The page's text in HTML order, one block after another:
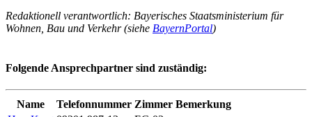
Redaktionell verantwortlich: Bayerisches Staatsministerium für
Wohnen, Bau und Verkehr (siehe BayernPortal)
Folgende Ansprechpartner sind zuständig:
Name Telefonnummer Zimmer Bemerkung